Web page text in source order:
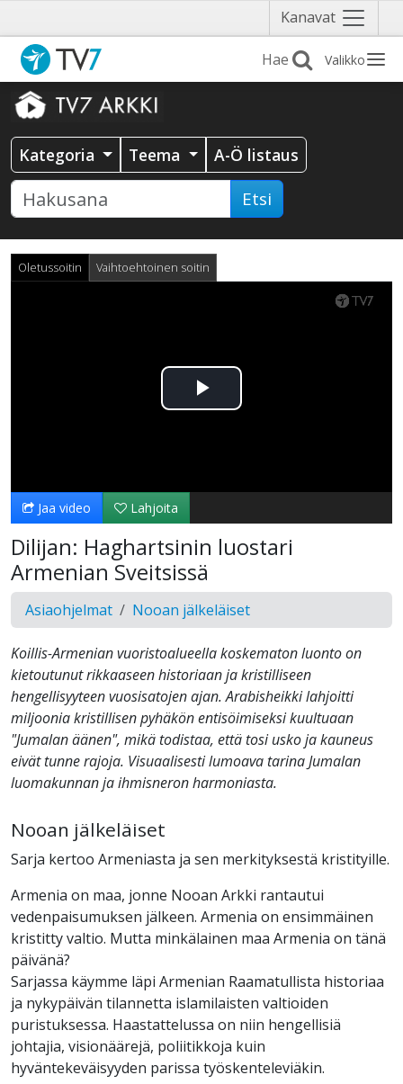
Kanavat Näytä
valikko
Valikko
Kategoria Teema A-Ö listaus
Etsi
Oletussoitin Vaihtoehtoinen soitin
Toista
Jaa video Lahjoita
Dilijan: Haghartsinin luostari
Armenian Sveitsissä
Asiaohjelmat Nooan jälkeläiset
Koillis-Armenian vuoristoalueella koskematon luonto on
kietoutunut rikkaaseen historiaan ja kristilliseen
hengellisyyteen vuosisatojen ajan. Arabisheikki lahjoitti
miljoonia kristillisen pyhäkön entisöimiseksi kuultuaan
"Jumalan äänen", mikä todistaa, että tosi usko ja kauneus
eivät tunne rajoja. Visuaalisesti lumoava tarina Jumalan
luomakunnan ja ihmisneron harmoniasta.
Nooan jälkeläiset
Sarja kertoo Armeniasta ja sen merkityksestä kristityille.
Armenia on maa, jonne Nooan Arkki rantautui
vedenpaisumuksen jälkeen. Armenia on ensimmäinen
kristitty valtio. Mutta minkälainen maa Armenia on tänä
päivänä?
Sarjassa käymme läpi Armenian Raamatullista historiaa
ja nykypäivän tilannetta islamilaisten valtioiden
puristuksessa. Haastattelussa on niin hengellisiä
johtajia, visionäärejä, poliitikkoja kuin
hyväntekeväisyyden parissa työskenteleviäkin.